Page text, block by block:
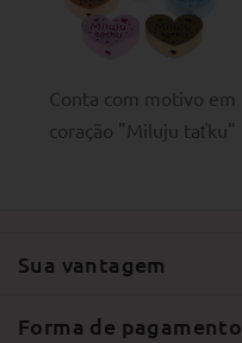
Conta com motivo em
coração "Miluju taťku"
Sua vantagem
Forma de pagamento